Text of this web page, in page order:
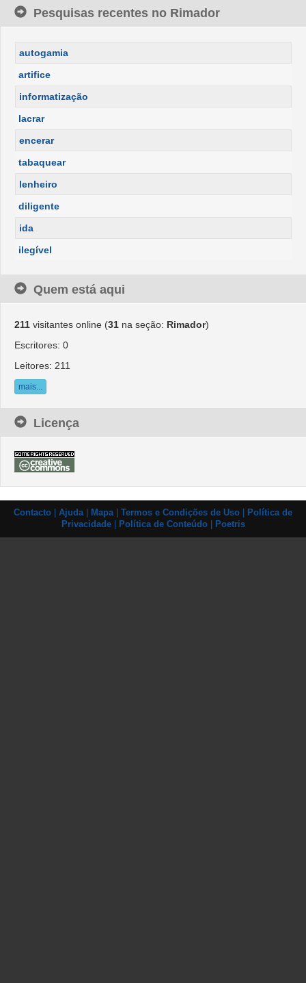
Pesquisas recentes no Rimador
autogamia
artifice
informatização
lacrar
encerar
tabaquear
lenheiro
diligente
ida
ilegível
Quem está aqui
211 visitantes online (31 na seção: Rimador)
Escritores: 0
Leitores: 211
mais...
Licença
Contacto Ajuda| Mapa| Termos e Condições de Uso
Política de
Privacidade| Política de Conteúdo| Poetris